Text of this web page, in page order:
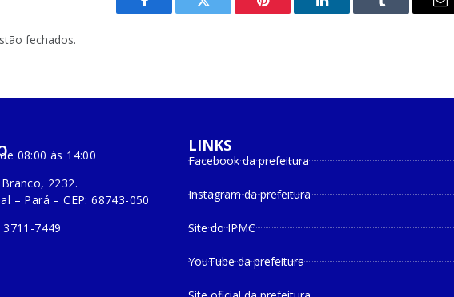
Facebook Twitter Pinterest
O
Tumblr
E-
fechados.
08:00 às 14:00
2232.
– Pará – CEP: 68743-050
7449
LINKS
Facebook da prefeitura
Instagram da prefeitura
Site do IPMC
YouTube da prefeitura